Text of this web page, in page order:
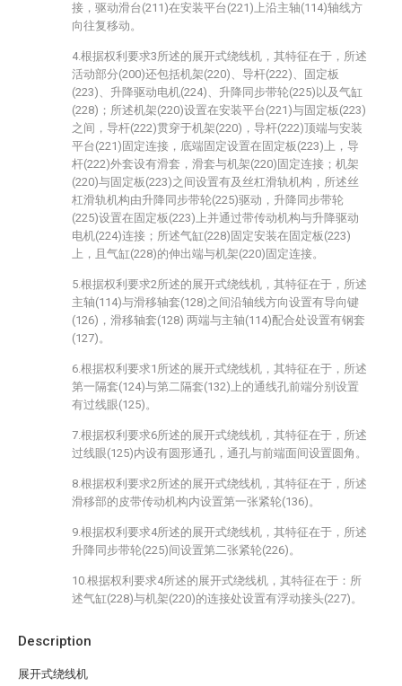
Description
展开式绕线机
接，驱动滑台(211)在安装平台(221)上沿主轴(114)轴线方
向往复移动。
4.根据权利要求3所述的展开式绕线机，其特征在于，所述
活动部分(200)还包括机架(220)、导杆(222)、固定板
(223)、升降驱动电机(224)、升降同步带轮(225)以及气缸
(228)；所述机架(220)设置在安装平台(221)与固定板(223)
之间，导杆(222)贯穿于机架(220)，导杆(222)顶端与安装
平台(221)固定连接，底端固定设置在固定板(223)上，导
杆(222)外套设有滑套，滑套与机架(220)固定连接；机架
(220)与固定板(223)之间设置有及丝杠滑轨机构，所述丝
杠滑轨机构由升降同步带轮(225)驱动，升降同步带轮
(225)设置在固定板(223)上并通过带传动机构与升降驱动
电机(224)连接；所述气缸(228)固定安装在固定板(223)
上，且气缸(228)的伸出端与机架(220)固定连接。
5.根据权利要求2所述的展开式绕线机，其特征在于，所述
主轴(114)与滑移轴套(128)之间沿轴线方向设置有导向键
(126)，滑移轴套(128) 两端与主轴(114)配合处设置有钢套
(127)。
6.根据权利要求1所述的展开式绕线机，其特征在于，所述
第一隔套(124)与第二隔套(132)上的通线孔前端分别设置
有过线眼(125)。
7.根据权利要求6所述的展开式绕线机，其特征在于，所述
过线眼(125)内设有圆形通孔，通孔与前端面间设置圆角。
8.根据权利要求2所述的展开式绕线机，其特征在于，所述
滑移部的皮带传动机构内设置第一张紧轮(136)。
9.根据权利要求4所述的展开式绕线机，其特征在于，所述
升降同步带轮(225)间设置第二张紧轮(226)。
10.根据权利要求4所述的展开式绕线机，其特征在于：所
述气缸(228)与机架(220)的连接处设置有浮动接头(227)。